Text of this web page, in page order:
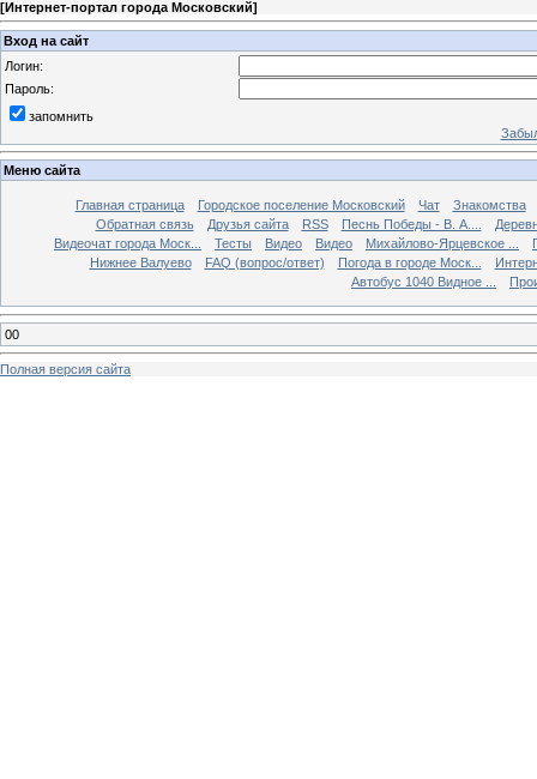
[Интернет-портал города Московский]
Вход на сайт
Логин:
Пароль:
запомнить
Меню сайта
Главная страница Городское поселение Московский Чат
Знакомства
Обратная связь
Друзья сайта RSS Песнь Победы - В. А....
Видеочат города Моск...
Тесты Видео Видео Михайлово-Ярцевское ...
Нижнее Валуево
FAQ (вопрос/ответ) Погода в городе Моск...
Автобус 1040 Видное ...
00
Полная версия сайта